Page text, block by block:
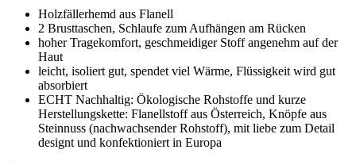
Holzfällerhemd aus Flanell
2 Brusttaschen, Schlaufe zum Aufhängen am Rücken
hoher Tragekomfort, geschmeidiger Stoff angenehm auf der
Haut
leicht, isoliert gut, spendet viel Wärme, Flüssigkeit wird gut
absorbiert
ECHT Nachhaltig: Ökologische Rohstoffe und kurze
Herstellungskette: Flanellstoff aus Österreich, Knöpfe aus
Steinnuss (nachwachsender Rohstoff), mit liebe zum Detail
designt und konfektioniert in Europa